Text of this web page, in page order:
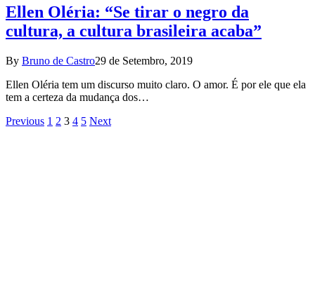
Ellen Oléria: “Se tirar o negro da
cultura, a cultura brasileira acaba”
By Bruno de Castro29 de Setembro, 2019
Ellen Oléria tem um discurso muito claro. O amor. É por ele que ela
tem a certeza da mudança dos…
Previous 1 2 3 4 5 Next